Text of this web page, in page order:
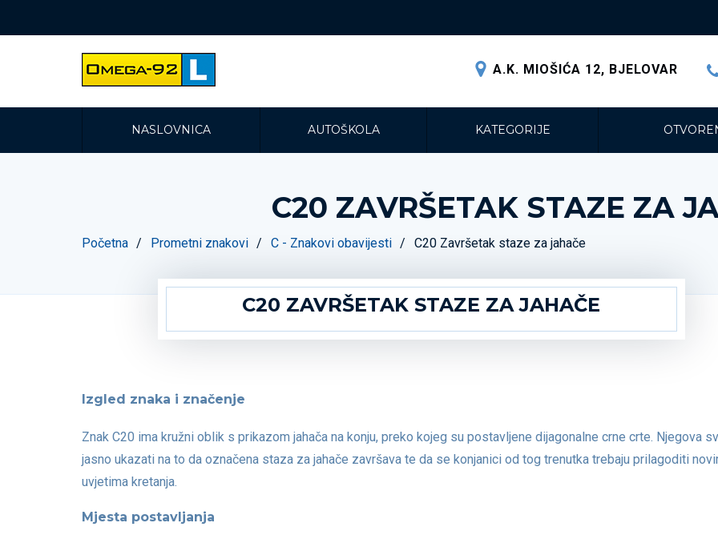
A.K. MIOŠIĆA 12, BJELOVAR
NASLOVNICA AUTOŠKOLA KATEGORIJE
C20 ZAVRŠETAK STAZE ZA
Početna Prometni znakovi C - Znakovi obavijesti C20 Završetak staze za jahače
C20 ZAVRŠETAK STAZE ZA JAHAČE
Izgled znaka i značenje
Znak C20 ima kružni oblik s prikazom jahača na konju, preko kojeg su postavljene dijagonalne crne crte. Njegova
jasno ukazati na to da označena staza za jahače završava te da se konjanici od tog trenutka trebaju prilagoditi
uvjetima kretanja.
Mjesta postavljanja